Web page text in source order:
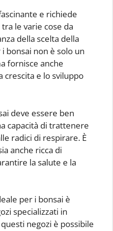
e richiede
le varie cose da
della scelta della
bonsai non è solo un
fornisce anche
crescita e lo sviluppo
deve essere ben
capacità di trattenere
radici di respirare. È
anche ricca di
la salute e la
per i bonsai è
specializzati in
negozi è possibile